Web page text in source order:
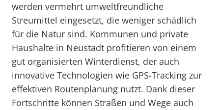
werden vermehrt umweltfreundliche
Streumittel eingesetzt, die weniger schädlich
für die Natur sind. Kommunen und private
Haushalte in Neustadt profitieren von einem
gut organisierten Winterdienst, der auch
innovative Technologien wie GPS-Tracking zur
effektiven Routenplanung nutzt. Dank dieser
Fortschritte können Straßen und Wege auch